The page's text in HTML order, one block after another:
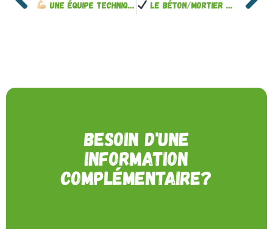
Une équipe technique à votre service ! Le béton/mortier en libre-service, simple et rentable !
Besoin d'une
information
complémentaire?